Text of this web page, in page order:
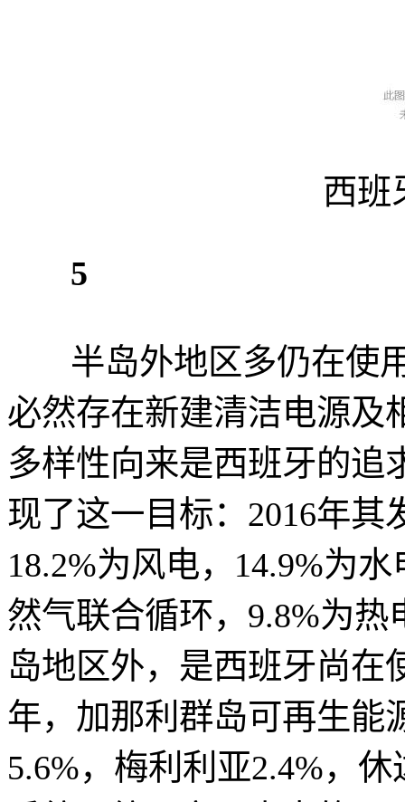
西班
5
半岛外地区多仍在使用
必然存在新建清洁电源及
多样性向来是西班牙的追
现了这一目标：2016年其
18.2%为风电，14.9%为
然气联合循环，9.8%为
岛地区外，是西班牙尚在
年，加那利群岛可再生能
5.6%，梅利利亚2.4%，